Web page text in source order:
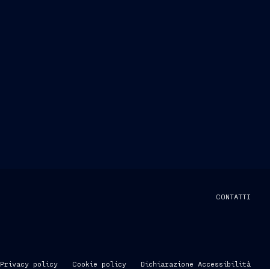
CONTATTI
Privacy policy Cookie policy Dichiarazione Accessibilità